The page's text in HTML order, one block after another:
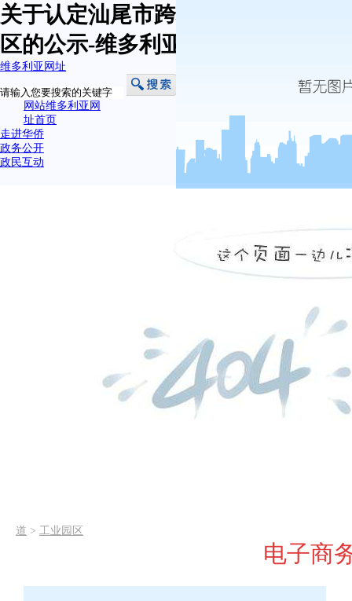
关于认定汕尾市跨境电子商务产业园
区的公示-维多利亚网址
维多利亚网址
网站维多利亚网
址首页
走进华侨
政务公开
政民互动
道 > 工业园区
电子商